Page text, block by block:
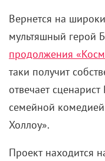
Вернется на
мультяшный герой
продолжения
таки получит
отвечает
семейной
Холлоу».
Проект находится